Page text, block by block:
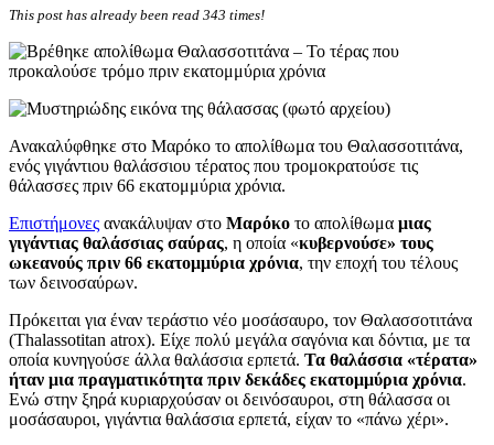
This post has already been read 343 times!
Ανακαλύφθηκε στο Μαρόκο το απολίθωμα του Θαλασσοτιτάνα,
ενός γιγάντιου θαλάσσιου τέρατος που τρομοκρατούσε τις
θάλασσες πριν 66 εκατομμύρια χρόνια.
Επιστήμονες ανακάλυψαν στο Μαρόκο το απολίθωμα μιας
γιγάντιας θαλάσσιας σαύρας, η οποία «κυβερνούσε» τους
ωκεανούς πριν 66 εκατομμύρια χρόνια, την εποχή του τέλους
των δεινοσαύρων.
Πρόκειται για έναν τεράστιο νέο μοσάσαυρο, τον Θαλασσοτιτάνα
(Thalassotitan atrox). Είχε πολύ μεγάλα σαγόνια και δόντια, με τα
οποία κυνηγούσε άλλα θαλάσσια ερπετά. Τα θαλάσσια «τέρατα»
ήταν μια πραγματικότητα πριν δεκάδες εκατομμύρια χρόνια.
Ενώ στην ξηρά κυριαρχούσαν οι δεινόσαυροι, στη θάλασσα οι
μοσάσαυροι, γιγάντια θαλάσσια ερπετά, είχαν το «πάνω χέρι».